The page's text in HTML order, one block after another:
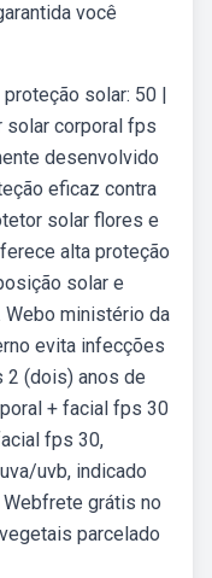
você
solar: 50 |
solar corporal fps
desenvolvido
eficaz contra
solar flores e
alta proteção
solar e
Webo ministério da
evita infecções
2 (dois) anos de
+ facial fps 30
fps 30,
uvb, indicado
grátis no
parcelado